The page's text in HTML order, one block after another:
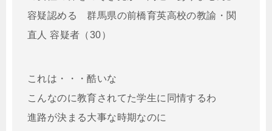
容疑認める 群馬県の前橋育英高校の教諭・関
直人 容疑者（30）
これは・・・酷いな
こんなのに教育されてた学生に同情するわ
進路が決まる大事な時期なのに